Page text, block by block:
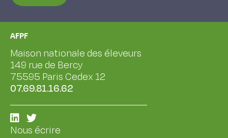
AFPF
Maison nationale des éleveurs
149 rue de Bercy
75595 Paris Cedex 12
07.69.81.16.62
Nous écrire